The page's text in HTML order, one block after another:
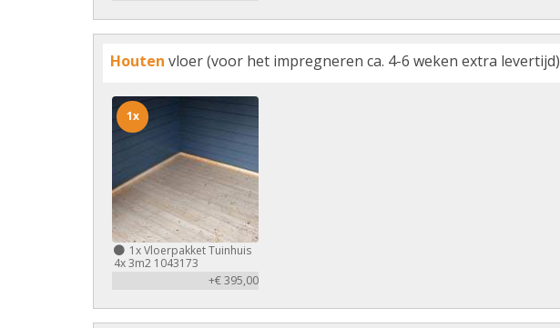
Houten vloer (voor het impregneren ca. 4-6 weken extra levertijd)
1xVloerpakket Tuinhuis
4x 3m2 1043173
+€ 395,00
1x